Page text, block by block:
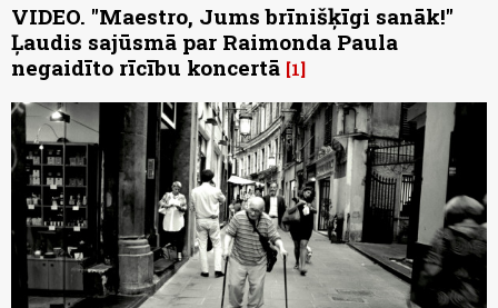
VIDEO. "Maestro, Jums brīnišķīgi sanāk!"
Ļaudis sajūsmā par Raimonda Paula
negaidīto rīcību koncertā 1